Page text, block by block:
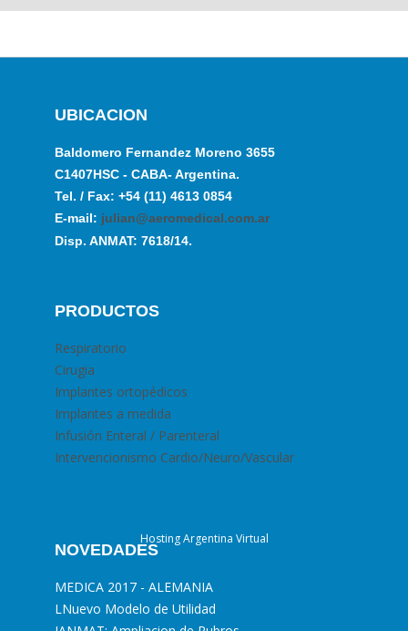
UBICACION
Baldomero Fernandez Moreno 3655
C1407HSC - CABA- Argentina.
Tel. / Fax: +54 (11) 4613 0854
E-mail: julian@aeromedical.com.ar
Disp. ANMAT: 7618/14.
PRODUCTOS
Respiratorio
Cirugia
Implantes ortopédicos
Implantes a medida
Infusión Enteral / Parenteral
Intervencionismo Cardio/Neuro/Vascular
NOVEDADES
MEDICA 2017 - ALEMANIA
LNuevo Modelo de Utilidad
Hosting Argentina Virtual